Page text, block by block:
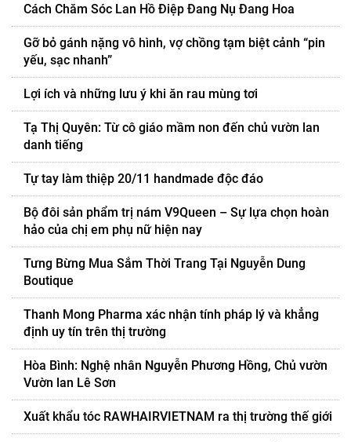
Cách Chăm Sóc Lan Hồ Điệp Đang Nụ Đang Hoa
Gỡ bỏ gánh nặng vô hình, vợ chồng tạm biệt cảnh “pin
yếu, sạc nhanh”
Lợi ích và những lưu ý khi ăn rau mùng tơi
Tạ Thị Quyên: Từ cô giáo mầm non đến chủ vườn lan
danh tiếng
Tự tay làm thiệp 20/11 handmade độc đáo
Bộ đôi sản phẩm trị nám V9Queen – Sự lựa chọn hoàn
hảo của chị em phụ nữ hiện nay
Tưng Bừng Mua Sắm Thời Trang Tại Nguyễn Dung
Boutique
Thanh Mong Pharma xác nhận tính pháp lý và khẳng
định uy tín trên thị trường
Hòa Bình: Nghệ nhân Nguyễn Phương Hồng, Chủ vườn
Vườn lan Lê Sơn
Xuất khẩu tóc RAWHAIRVIETNAM ra thị trường thế giới